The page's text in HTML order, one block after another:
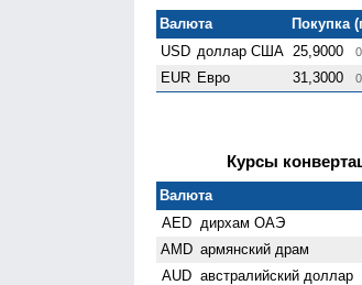
Валюта Покупка
USD доллар США 25,9000
EUR Евро 31,3000
Курсы
Валюта
AED дирхам ОАЭ
AMD армянский драм
AUD австралийский доллар